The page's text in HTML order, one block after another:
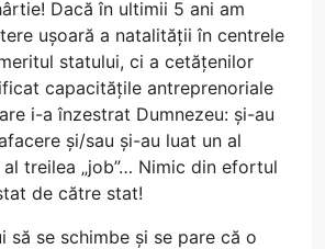
Dacă în ultimii 5 ani am
ușoară a natalității în centrele
statului, ci a cetățenilor
capacitățile antreprenoriale
i-a înzestrat Dumnezeu: și-au
și/sau și-au luat un al
treilea „job”… Nimic din efortul
de către stat!
să se schimbe și se pare că o